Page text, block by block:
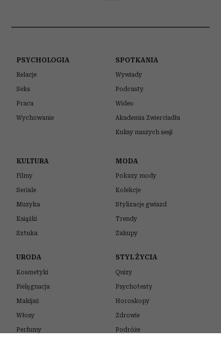
PSYCHOLOGIA
Relacje
Seks
Praca
Wychowanie
SPOTKANIA
Wywiady
Podcasty
Wideo
Akademia Zwierciadła
Kulisy naszych sesji
KULTURA
Filmy
Seriale
Muzyka
Książki
Sztuka
MODA
Pokazy mody
Kolekcje
Stylizacje gwiazd
Trendy
Zakupy
URODA
Kosmetyki
Pielęgnacja
Makijaż
Włosy
Perfumy
STYL ŻYCIA
Quizy
Psychotesty
Horoskopy
Zdrowie
Podróże